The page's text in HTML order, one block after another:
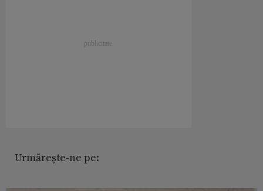
Urmărește-ne pe: